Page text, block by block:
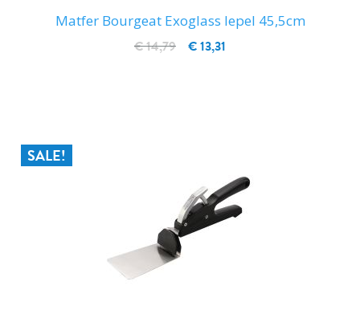
Matfer Bourgeat Exoglass lepel 45,5cm
€ 13,31
€ 14,79
SALE!